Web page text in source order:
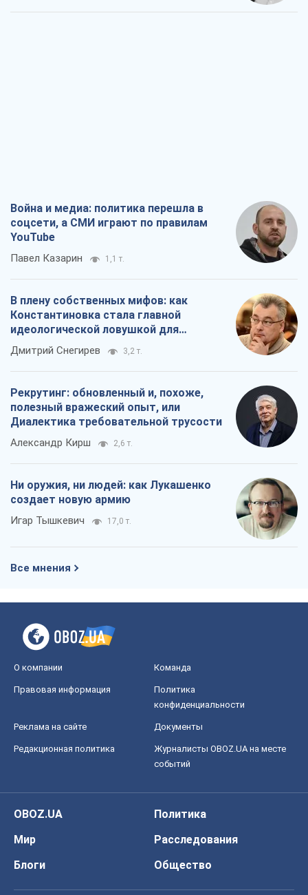
Война и медиа: политика перешла в
соцсети, а СМИ играют по правилам
YouTube
Павел Казарин 1,1 т.
В плену собственных мифов: как
Константиновка стала главной
идеологической ловушкой для
российских оккупантов
Дмитрий Снегирев 3,2 т.
Рекрутинг: обновленный и, похоже,
полезный вражеский опыт, или
Диалектика требовательной трусости
Александр Кирш 2,6 т.
Ни оружия, ни людей: как Лукашенко
создает новую армию
Игар Тышкевич 17,0 т.
Все мнения
О компании Команда
Правовая информация
Политика
конфиденциальности
Реклама на сайте Документы
Редакционная политика
Журналисты OBOZ.UA на месте
событий
OBOZ.UA
Политика
Мир
Расследования
Блоги
Общество